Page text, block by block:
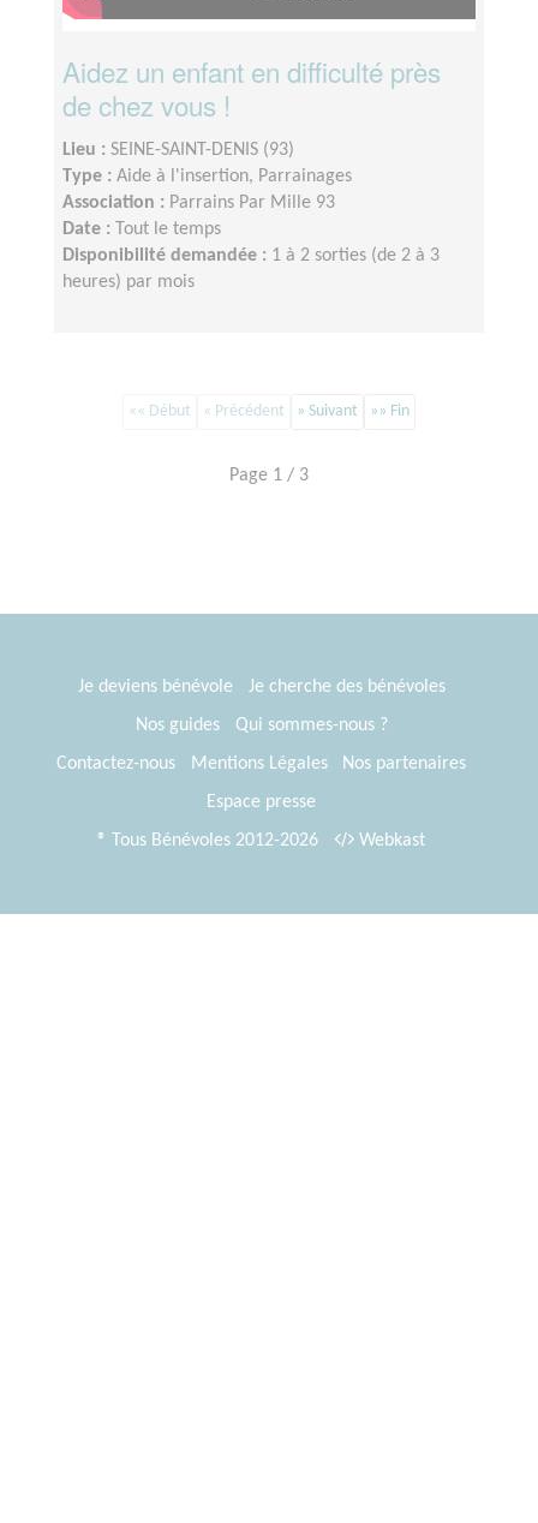
Aidez un enfant en difficulté près
de chez vous !
Lieu : SEINE-SAINT-DENIS (93)
Type : Aide à l'insertion, Parrainages
Association : Parrains Par Mille 93
Date :
Tout le temps
Disponibilité demandée : 1 à 2 sorties (de 2 à 3
heures) par mois
«« Début « Précédent » Suivant »» Fin
Page 1 / 3
Je deviens bénévole
Je cherche des bénévoles
Nos guides
Qui sommes-nous ?
Contactez-nous
Mentions Légales
Nos partenaires
Espace presse
® Tous Bénévoles 2012-2026
Webkast